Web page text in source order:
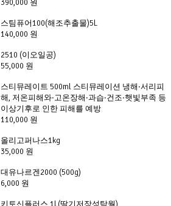
390,000 원
스팀퓨어100(해조추출물)5L
140,000 원
2510 (이오일공)
55,000 원
스티뮤레이트 500ml 스티뮤레이션 냉해·서리피
해, 저온피해와·고온장해·과습·건조·햇빛부족 등
이상기후로 인한 피해를 예방
110,000 원
올리고퍼나스1kg
35,000 원
대유나르겐2000 (500g)
6,000 원